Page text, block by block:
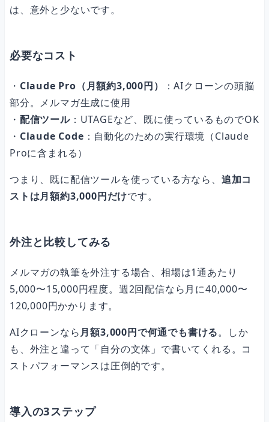
は、意外と少ないです。
必要なコスト
・ Claude Pro（月額約3,000円）
：AIクローンの頭脳
部分。メルマガ生成に使用
・ 配信ツール：UTAGEなど、既に使っているものでOK
・ Claude Code ：自動化のための実行環境（Claude
Proに含まれる）
つまり、既に配信ツールを使っている方なら、 追加コ
ストは月額約3,000円だけです。
外注と比較してみる
メルマガの執筆を外注する場合、相場は1通あたり
5,000〜15,000円程度。週2回配信なら月に40,000〜
120,000円かかります。
AIクローンなら月額3,000円で何通でも書ける。しか
も、外注と違って「自分の文体」で書いてくれる。コ
ストパフォーマンスは圧倒的です。
導入の3ステップ